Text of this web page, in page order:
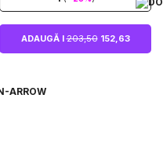
ADAUGĂ I203,50152,63